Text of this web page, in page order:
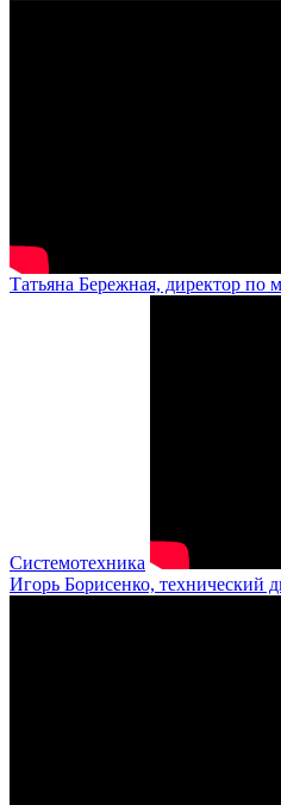
Татьяна Бережная, директор по
Системотехника
Игорь Борисенко, технический